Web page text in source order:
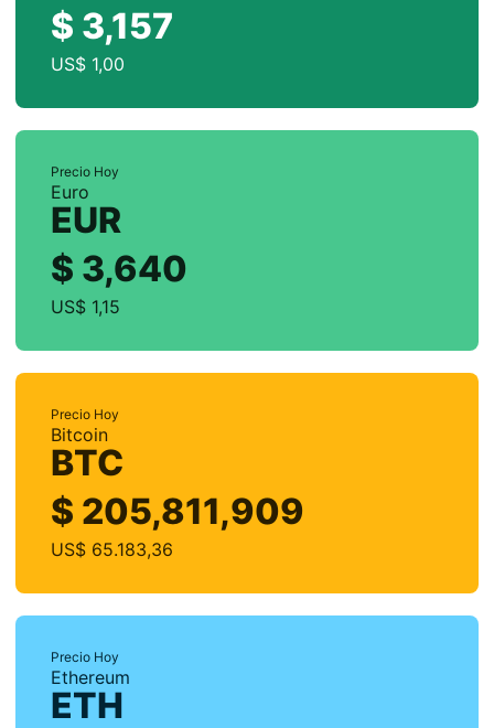
$ 3,157
US$ 1,00
Precio Hoy
Euro
EUR
$ 3,640
US$ 1,15
Precio Hoy
Bitcoin
BTC
$ 205,811,909
US$ 65.183,36
Precio Hoy
Ethereum
ETH